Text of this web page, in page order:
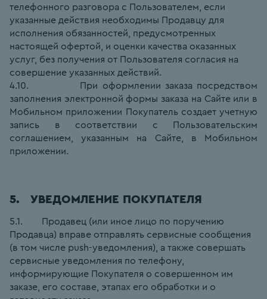
телефонного разговора с Пользователем, если
указанные действия необходимы Продавцу для
исполнения обязанностей, предусмотренных
настоящей офертой, и оценки качества оказанных
услуг, без получения от Пользователя согласия на
совершение указанных действий.
4.10.            При оформлении заказа посредством
заполнения электронной формы заказа на Сайте или в
Мобильном приложении Покупатель создает учетную
запись в соответствии с Пользовательским
соглашением, указанным на Сайте, в Мобильном
приложении.
5.   УВЕДОМЛЕНИЕ ПОКУПАТЕЛЯ
5.1.        Продавец (или иное лицо по поручению
Продавца) вправе отправлять сервисные сообщения
(в том числе push-уведомления), а также совершать
сервисные уведомления по телефону,
информирующие Покупателя о совершенном им
заказе, его составе, этапах его обработки и о